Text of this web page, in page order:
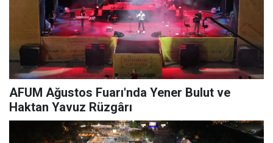
AFUM Ağustos Fuarı'nda Yener Bulut ve
Haktan Yavuz Rüzgârı